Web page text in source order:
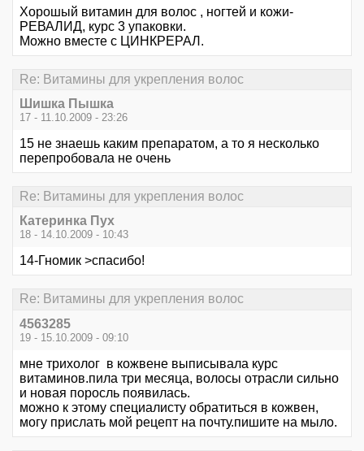
Хорошый витамин для волос , ногтей и кожи-
РЕВАЛИД, курс 3 упаковки.
Можно вместе с ЦИНКРЕРАЛ.
Re: Витамины для укрепления волос
Шишка Пышка
17 - 11.10.2009 - 23:26
15 не знаешь каким препаратом, а то я несколько
перепробовала не очень
Re: Витамины для укрепления волос
Катеринка Пух
18 - 14.10.2009 - 10:43
14-Гномик >спасибо!
Re: Витамины для укрепления волос
4563285
19 - 15.10.2009 - 09:10
мне трихолог в кожвене выписывала курс
витаминов.пила три месяца, волосы отрасли сильно
и новая поросль появилась.
можно к этому специалисту обратиться в кожвен,
могу прислать мой рецепт на почту.пишите на мыло.